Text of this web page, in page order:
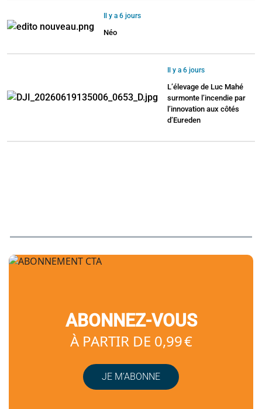
Il y a 6 jours
Néo
Il y a 6 jours
L’élevage de Luc Mahé
surmonte l’incendie par
l’innovation aux côtés
d’Eureden
ABONNEZ-VOUS
À PARTIR DE 0,99 €
JE M’ABONNE